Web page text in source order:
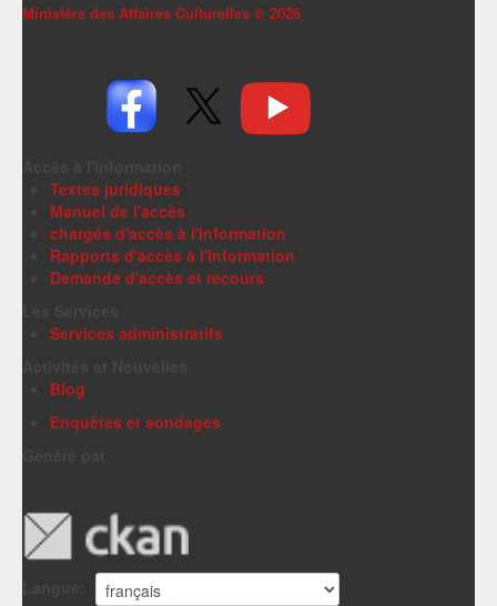
Ministère des Affaires Culturelles © 2026
Textes juridiques
Manuel de l'accès
chargés d'accès à l'information
Rapports d'accès à l'information
Demande d'accès et recours
Services administratifs
Blog
Enquêtes et sondages